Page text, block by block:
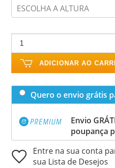
ESCOLHA A ALTURA
ADICIONAR AO
Quero o envio grátis
Envio
poupança
Entre na sua conta
sua Lista de Desejos